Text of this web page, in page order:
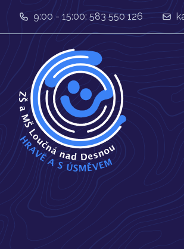
9:00 - 15:00: 583 550 126